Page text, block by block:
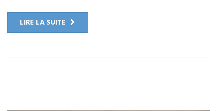
LIRE LA SUITE